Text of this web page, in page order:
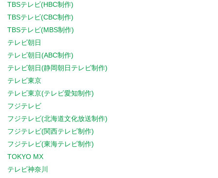
TBSテレビ(HBC制作)
TBSテレビ(CBC制作)
TBSテレビ(MBS制作)
テレビ朝日
テレビ朝日(ABC制作)
テレビ朝日(静岡朝日テレビ制作)
テレビ東京
テレビ東京(テレビ愛知制作)
フジテレビ
フジテレビ(北海道文化放送制作)
フジテレビ(関西テレビ制作)
フジテレビ(東海テレビ制作)
TOKYO MX
テレビ神奈川